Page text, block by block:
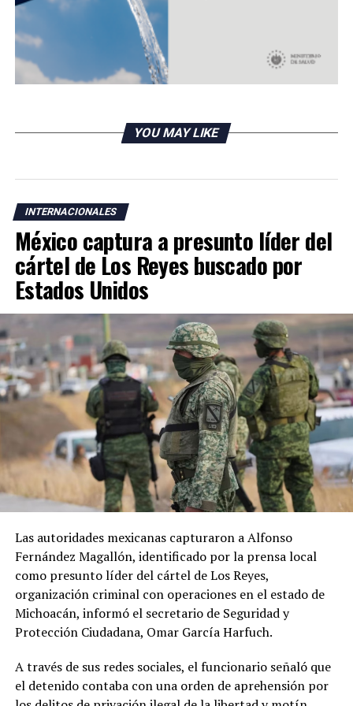
tratar de combinar vacunas
DON'T MISS
Estados Unidos reporta alza consecutiva de pedidos de
prestaciones por desempleo
YOU MAY LIKE
INTERNACIONALES
México captura a presunto líder del
cártel de Los Reyes buscado por
Estados Unidos
Las autoridades mexicanas capturaron a Alfonso
Fernández Magallón, identificado por la prensa local
como presunto líder del cártel de Los Reyes,
organización criminal con operaciones en el estado de
Michoacán, informó el secretario de Seguridad y
Protección Ciudadana, Omar García Harfuch.
A través de sus redes sociales, el funcionario señaló que
el detenido contaba con una orden de aprehensión por